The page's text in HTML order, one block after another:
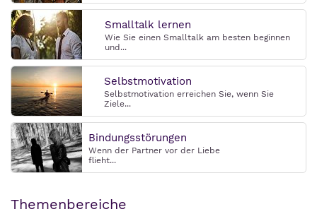
Smalltalk lernen
Wie Sie einen Smalltalk am besten beginnen
und...
Selbstmotivation
Selbstmotivation erreichen Sie, wenn Sie
Ziele...
Bindungsstörungen
Wenn der Partner vor der Liebe
flieht...
Themenbereiche